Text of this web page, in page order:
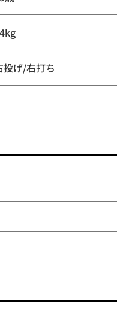
投げ/右打ち